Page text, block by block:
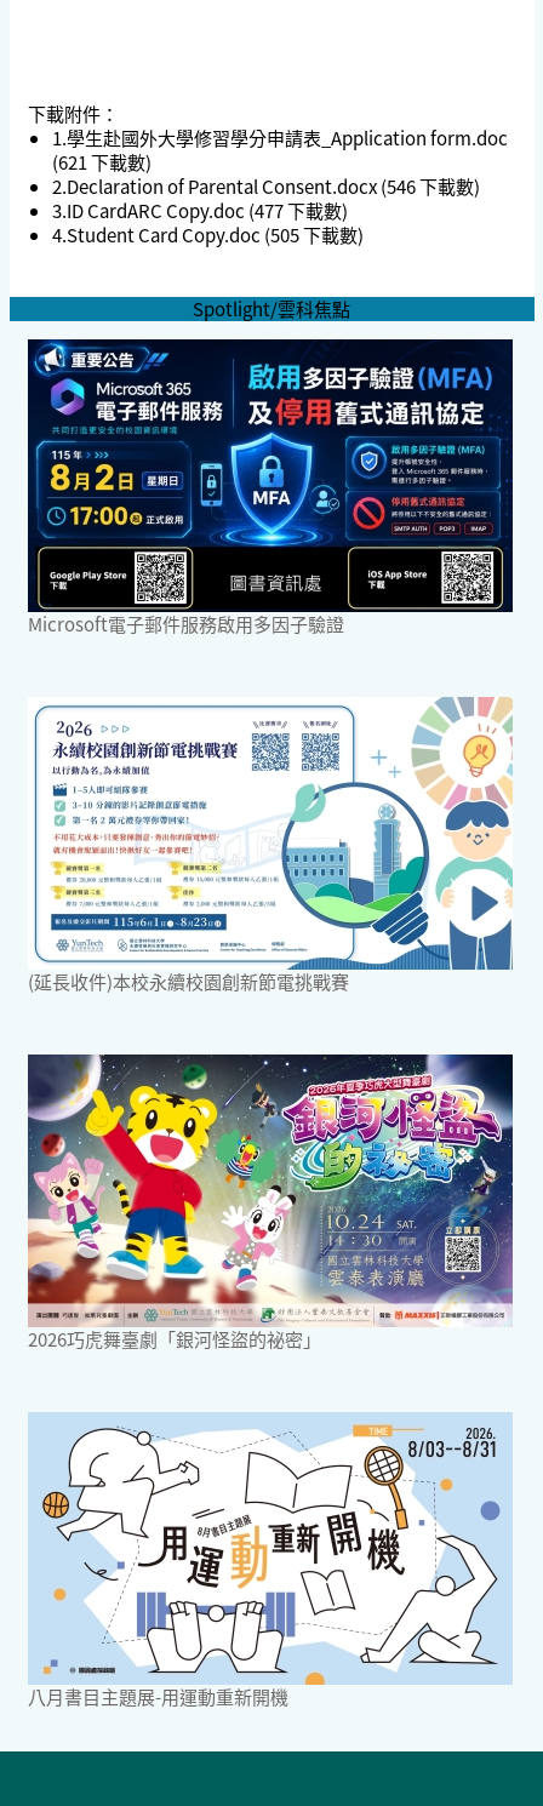
下載附件：
1.學生赴國外大學修習學分申請表_Application form.doc
(621 下載數)
2.Declaration of Parental Consent.docx (546 下載數)
3.ID CardARC Copy.doc (477 下載數)
4.Student Card Copy.doc (505 下載數)
Spotlight/雲科焦點
Microsoft電子郵件服務啟用多因子驗證
(延長收件)本校永續校園創新節電挑戰賽
2026巧虎舞臺劇「銀河怪盜的祕密」
八月書目主題展-用運動重新開機